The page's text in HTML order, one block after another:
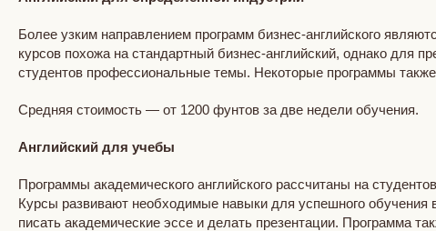
Более узким направлением программ бизнес-английского
курсов похожа на стандартный бизнес-английский, однако для
студентов профессиональные темы. Некоторые программы
Средняя стоимость — от 1200 фунтов за две недели обучения.
Английский для учебы
Программы академического английского рассчитаны на
Курсы развивают необходимые навыки для успешного обучения
писать академические эссе и делать презентации. Программа